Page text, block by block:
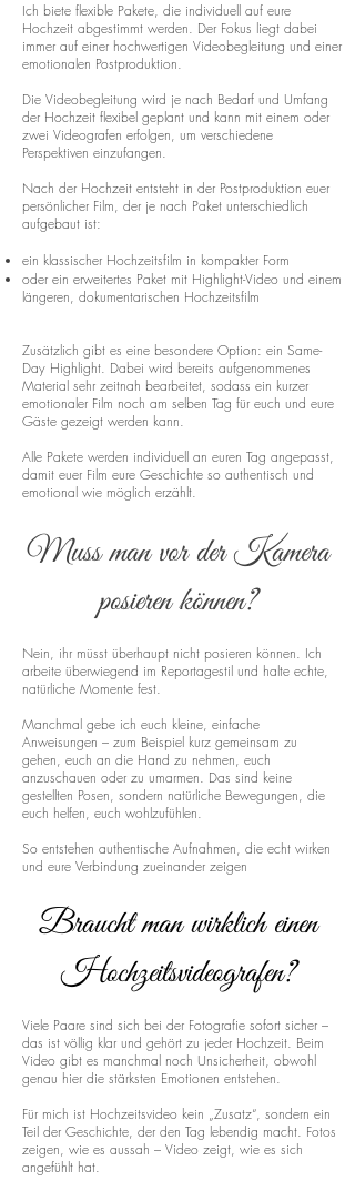
Ich biete flexible Pakete, die individuell auf eure
Hochzeit abgestimmt werden. Der Fokus liegt dabei
immer auf einer hochwertigen Videobegleitung und einer
emotionalen Postproduktion.
Die Videobegleitung wird je nach Bedarf und Umfang
der Hochzeit flexibel geplant und kann mit einem oder
zwei Videografen erfolgen, um verschiedene
Perspektiven einzufangen.
Nach der Hochzeit entsteht in der Postproduktion euer
persönlicher Film, der je nach Paket unterschiedlich
aufgebaut ist:
ein klassischer Hochzeitsfilm in kompakter Form
oder ein erweitertes Paket mit Highlight-Video und einem
längeren, dokumentarischen Hochzeitsfilm
Zusätzlich gibt es eine besondere Option: ein Same-
Day Highlight. Dabei wird bereits aufgenommenes
Material sehr zeitnah bearbeitet, sodass ein kurzer
emotionaler Film noch am selben Tag für euch und eure
Gäste gezeigt werden kann.
Alle Pakete werden individuell an euren Tag angepasst,
damit euer Film eure Geschichte so authentisch und
emotional wie möglich erzählt.
Muss man vor der Kamera
posieren können?
Nein, ihr müsst überhaupt nicht posieren können. Ich
arbeite überwiegend im Reportagestil und halte echte,
natürliche Momente fest.
Manchmal gebe ich euch kleine, einfache
Anweisungen – zum Beispiel kurz gemeinsam zu
gehen, euch an die Hand zu nehmen, euch
anzuschauen oder zu umarmen. Das sind keine
gestellten Posen, sondern natürliche Bewegungen, die
euch helfen, euch wohlzufühlen.
So entstehen authentische Aufnahmen, die echt wirken
und eure Verbindung zueinander zeigen
Braucht man wirklich einen
Hochzeitsvideografen?
Viele Paare sind sich bei der Fotografie sofort sicher –
das ist völlig klar und gehört zu jeder Hochzeit. Beim
Video gibt es manchmal noch Unsicherheit, obwohl
genau hier die stärksten Emotionen entstehen.
Für mich ist Hochzeitsvideo kein „Zusatz“, sondern ein
Teil der Geschichte, der den Tag lebendig macht. Fotos
zeigen, wie es aussah – Video zeigt, wie es sich
angefühlt hat.